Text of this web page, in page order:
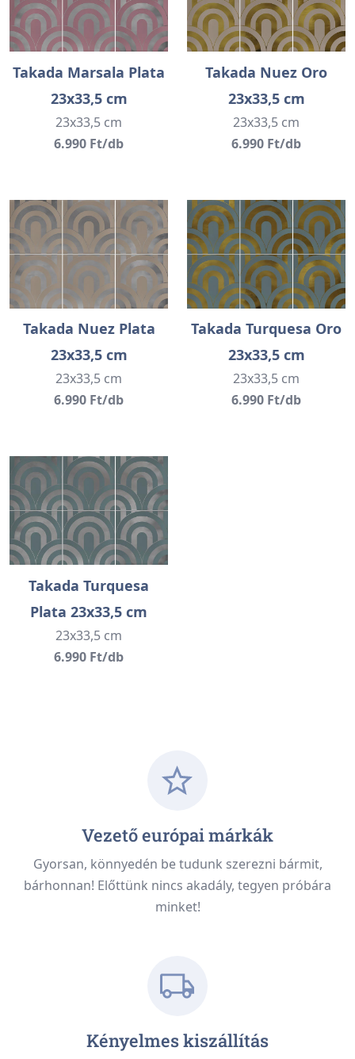
Takada Marsala Plata
23x33,5 cm
23x33,5 cm
6.990 Ft/db
Takada Nuez Oro
23x33,5 cm
23x33,5 cm
6.990 Ft/db
Takada Nuez Plata
23x33,5 cm
23x33,5 cm
6.990 Ft/db
Takada Turquesa Oro
23x33,5 cm
23x33,5 cm
6.990 Ft/db
Takada Turquesa
Plata 23x33,5 cm
23x33,5 cm
6.990 Ft/db
Vezető európai márkák
Gyorsan, könnyedén be tudunk szerezni bármit,
bárhonnan! Előttünk nincs akadály, tegyen próbára
minket!
Kényelmes kiszállítás